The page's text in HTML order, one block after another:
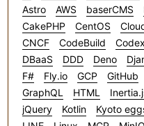
Astro
AWS baserCMS
CakePHP
CentOS
CNCF
CodeBuild Codex
DBaaS
DDD Deno
F#
Fly.io GCP GitHub
GraphQL
HTML
jQuery
Kotlin Kyoto